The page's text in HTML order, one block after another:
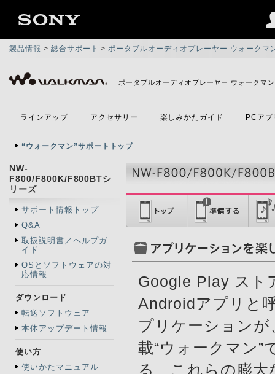
製品情報 > 総合サポート >ポータブルオーディオプレーヤー ウォークマ
ポータブルオーディオプレーヤー ウォークマン
ラインアップ アクセサリー 楽しみかたガイド PCア
“ウォークマン”サポートトップ
NW-
F800/F800K/F800BTシ
リーズ
サポート情報トップ
Q&A
取扱説明書／ヘルプガ
イド
OSとソフトウェアの対
応情報
ダウンロード
転送ソフトウェア
本体アップデート情報
使い方
使いかたマニュアル
Google Play スト
Androidアプリと
プリケーション
載“ウォークマン
る、これらの膨